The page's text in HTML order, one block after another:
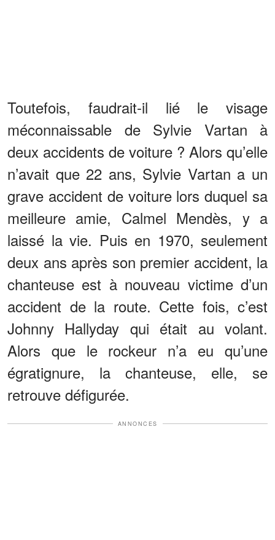
Toutefois, faudrait-il lié le visage
méconnaissable de Sylvie Vartan à
deux accidents de voiture ? Alors qu’elle
n’avait que 22 ans, Sylvie Vartan a un
grave accident de voiture lors duquel sa
meilleure amie, Calmel Mendès, y a
laissé la vie. Puis en 1970, seulement
deux ans après son premier accident, la
chanteuse est à nouveau victime d’un
accident de la route. Cette fois, c’est
Johnny Hallyday qui était au volant.
Alors que le rockeur n’a eu qu’une
égratignure, la chanteuse, elle, se
retrouve défigurée.
ANNONCES